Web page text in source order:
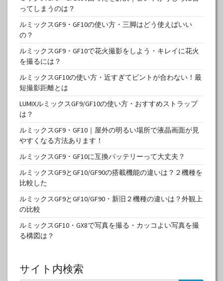
ってしまうのは？
ルミックスGF9・GF10の使い方・三脚はどう使えばいい
の？
ルミックスGF9・GF10で花火撮影をしよう・キレイに花火
を撮るには？
ルミックスGF10の使い方・近すぎてピントが合わない！最
短撮影距離とは
LUMIXルミックスGF9/GF10の使い方・おすすめストラップ
は？
ルミックスGF9・GF10｜屋外の明るい場所で液晶画面が見
やすくなる方法あります！
ルミックスGF9・GF10に互換バッテリーって大丈夫？
ルミックスGF9とGF10/GF90の搭載機能の違いは？２機種を
比較した
ルミックスGF9とGF10/GF90・新旧２機種の違いは？外観上
の比較
ルミックスGF10・GX8で写真を撮る・カッコよい写真を撮
る構図は？
サイト内検索